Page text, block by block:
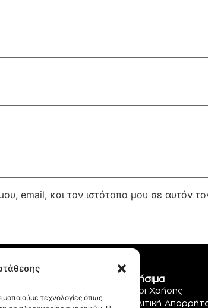
τεχνολογίες όπως
email, και τον ιστότοπο μου σε αυτόν
10562, Αθήνα
Χρήσιμα
Όροι Χρήσης
Πολιτική